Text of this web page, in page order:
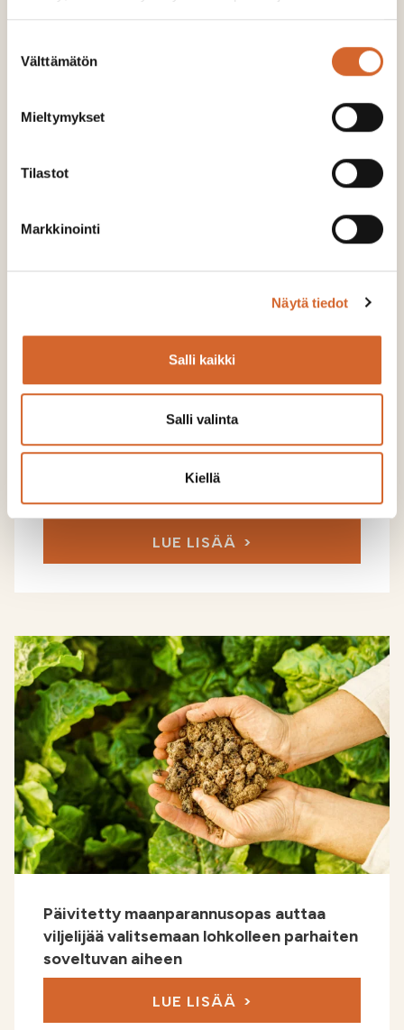
valinta
Välttämätön
Mieltymykset
Tilastot
Markkinointi
Näytä tiedot
Salli kaikki
Salli valinta
Kiellä
Mielipide: Huoltovarmuutta ei tuoda
Milloin ja miksi kalkita syysviljan alle?
LUE LISÄÄ
Päivitetty maanparannusopas auttaa
viljelijää valitsemaan lohkolleen parhaiten
soveltuvan aiheen
LUE LISÄÄ